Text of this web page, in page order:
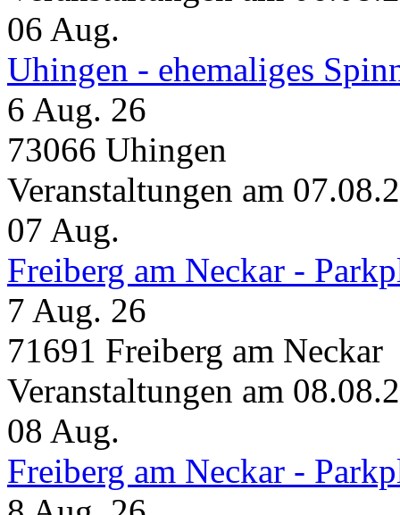
06 Aug.
Uhingen - ehemaliges
6 Aug. 26
73066 Uhingen
Veranstaltungen am
07 Aug.
Freiberg am Neckar -
7 Aug. 26
71691 Freiberg am Neckar
Veranstaltungen am
08 Aug.
Freiberg am Neckar -